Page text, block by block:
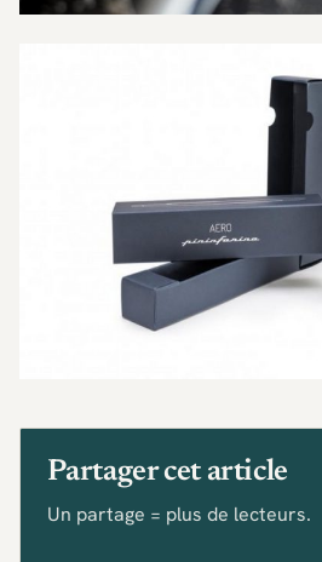
Partager cet article
Un partage = plus de lecteurs.